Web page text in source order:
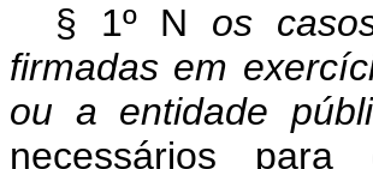
§ 1º N os
firmadas em
ou a entidade
necessários